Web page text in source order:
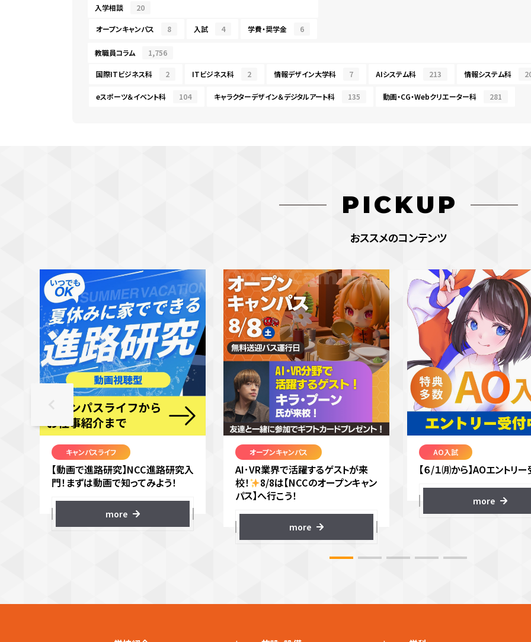
入学相談 20
オープンキャンパス 8 入試 4 学費・奨学金 6
教職員コラム 1,756
国際ITビジネス科 2 ITビジネス科 2 情報デザイン大学科 7 AIシステム科 213 情報システム科
eスポーツ＆イベント科 104 キャラクターデザイン＆デジタルアート科 135 動画・CG・Webクリエーター科 281
PICKUP
おススメのコンテンツ
キャンパスライフ
【動画で進路研究】NCC進路研究入
門！まずは動画で知ってみよう！
more
オープンキャンパス
AI･VR業界で活躍するゲストが来
校！
8/8は【NCCのオープンキャン
パス】へ行こう！
more
AO入試
【６/１㈪から】AOエントリ
more